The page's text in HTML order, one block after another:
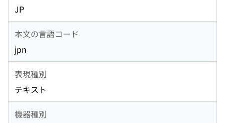
JP
本文の言語コード
jpn
表現種別
テキスト
機器種別